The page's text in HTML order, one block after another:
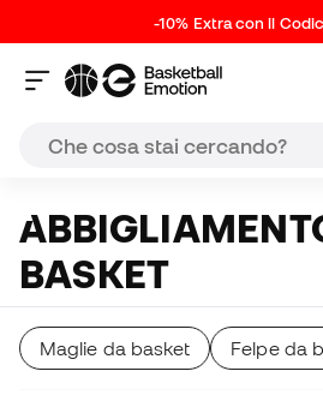
-10% Extra con il
ABBIGLIAMENTO DA
BASKET
Maglie da basket Felpe da